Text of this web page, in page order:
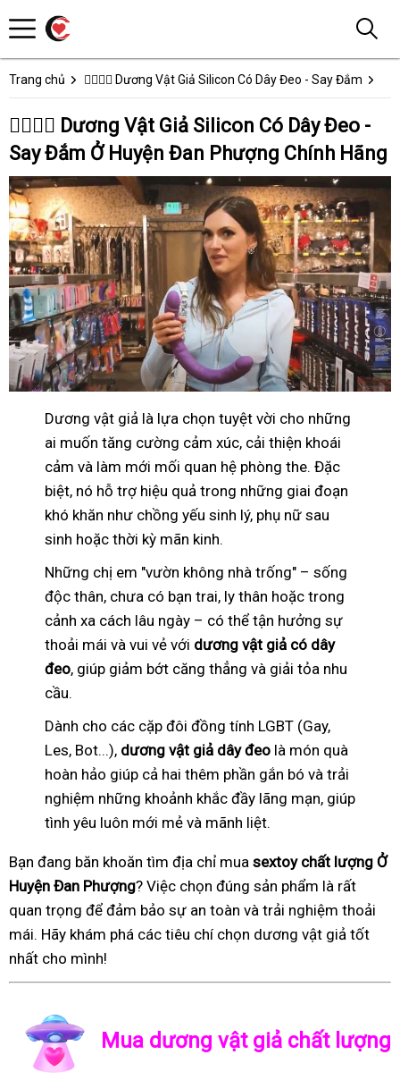
Trang chủ 👩‍❤️‍💋‍👨 Dương Vật Giả Silicon Có Dây Đeo - Say Đắm
👩‍❤️‍💋‍👨 Dương Vật Giả Silicon Có Dây Đeo -
Say Đắm Ở Huyện Đan Phượng Chính Hãng
Dương vật giả là lựa chọn tuyệt vời cho những
ai muốn tăng cường cảm xúc, cải thiện khoái
cảm và làm mới mối quan hệ phòng the. Đặc
biệt, nó hỗ trợ hiệu quả trong những giai đoạn
khó khăn như chồng yếu sinh lý, phụ nữ sau
sinh hoặc thời kỳ mãn kinh.
Những chị em "vườn không nhà trống" – sống
độc thân, chưa có bạn trai, ly thân hoặc trong
cảnh xa cách lâu ngày – có thể tận hưởng sự
thoải mái và vui vẻ với dương vật giả có dây
đeo, giúp giảm bớt căng thẳng và giải tỏa nhu
cầu.
Dành cho các cặp đôi đồng tính LGBT (Gay,
Les, Bot...), dương vật giả dây đeo là món quà
hoàn hảo giúp cả hai thêm phần gắn bó và trải
nghiệm những khoảnh khắc đầy lãng mạn, giúp
tình yêu luôn mới mẻ và mãnh liệt.
Bạn đang băn khoăn tìm địa chỉ mua sextoy chất lượng Ở
Huyện Đan Phượng? Việc chọn đúng sản phẩm là rất
quan trọng để đảm bảo sự an toàn và trải nghiệm thoải
mái. Hãy khám phá các tiêu chí chọn dương vật giả tốt
nhất cho mình!
Mua dương vật giả chất lượng